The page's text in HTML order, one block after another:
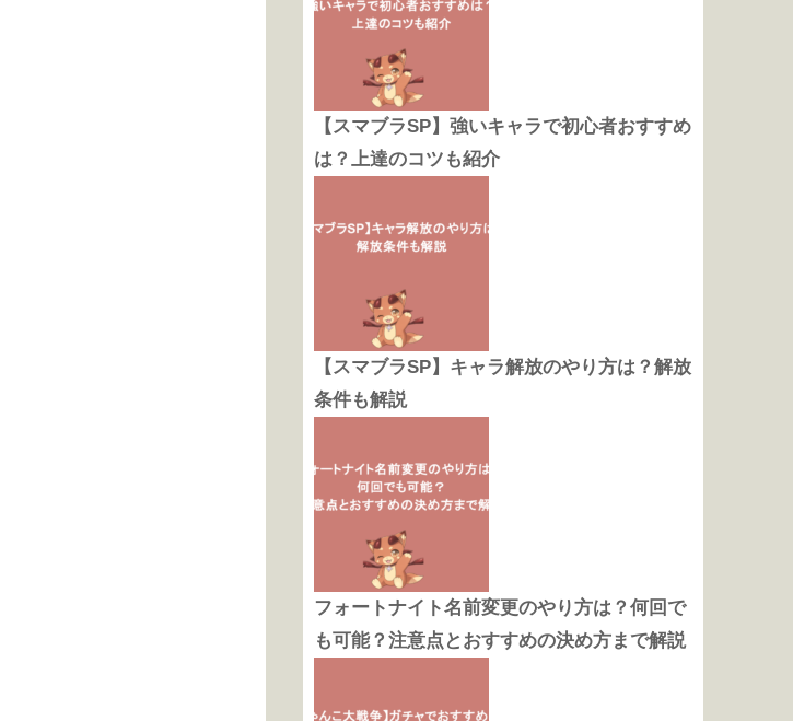
【スマブラSP】強いキャラで初心者おすすめ
は？上達のコツも紹介
【スマブラSP】キャラ解放のやり方は？解放
条件も解説
フォートナイト名前変更のやり方は？何回で
も可能？注意点とおすすめの決め方まで解説